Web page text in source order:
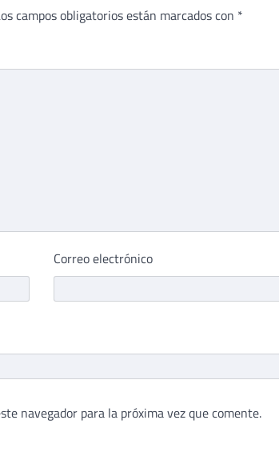
campos obligatorios están marcados con *
Correo electrónico
navegador para la próxima vez que comente.